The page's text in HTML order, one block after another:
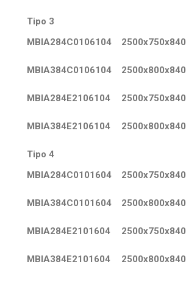
Tipo 3
MBIA284C0106104
2500x750x840
MBIA384C0106104 2500x800x840
MBIA284E2106104 2500x750x840
MBIA384E2106104 2500x800x840
Tipo 4
MBIA284C0101604
2500x750x840
MBIA384C0101604 2500x800x840
MBIA284E2101604 2500x750x840
MBIA384E2101604 2500x800x840